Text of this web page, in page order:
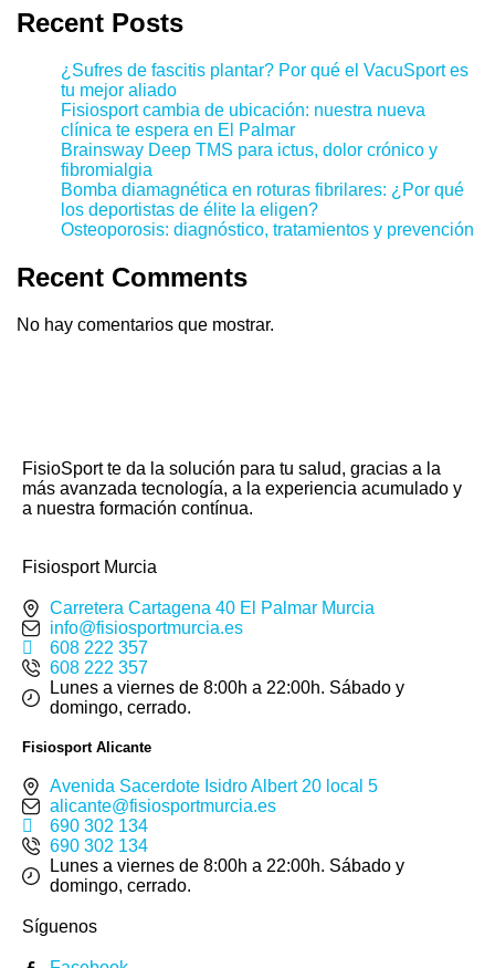
Recent Posts
¿Sufres de fascitis plantar? Por qué el VacuSport es
tu mejor aliado
Fisiosport cambia de ubicación: nuestra nueva
clínica te espera en El Palmar
Brainsway Deep TMS para ictus, dolor crónico y
fibromialgia
Bomba diamagnética en roturas fibrilares: ¿Por qué
los deportistas de élite la eligen?
Osteoporosis: diagnóstico, tratamientos y prevención
Recent Comments
No hay comentarios que mostrar.
FisioSport te da la solución para tu salud, gracias a la
más avanzada tecnología, a la experiencia acumulado y
a nuestra formación contínua.
Fisiosport Murcia
Carretera Cartagena 40 El Palmar Murcia
info@fisiosportmurcia.es
608 222 357
608 222 357
Lunes a viernes de 8:00h a 22:00h. Sábado y
domingo, cerrado.
Fisiosport Alicante
Avenida Sacerdote Isidro Albert 20 local 5
alicante@fisiosportmurcia.es
690 302 134
690 302 134
Lunes a viernes de 8:00h a 22:00h. Sábado y
domingo, cerrado.
Síguenos